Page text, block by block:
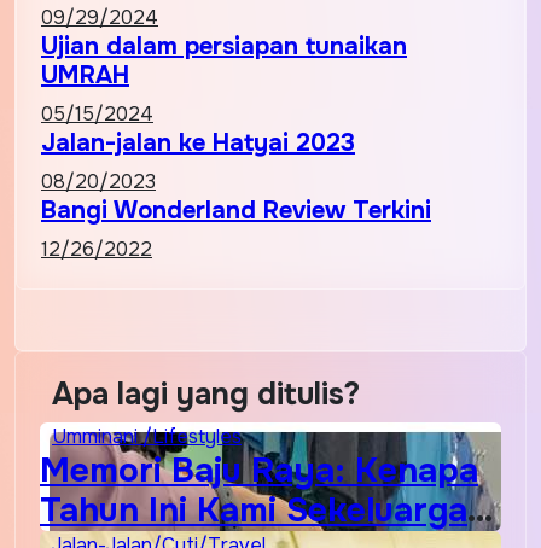
09/29/2024
Ujian dalam persiapan tunaikan
UMRAH
05/15/2024
Jalan-jalan ke Hatyai 2023
08/20/2023
Bangi Wonderland Review Terkini
12/26/2022
Apa lagi yang ditulis?
Umminani /Lifestyles
Memori Baju Raya: Kenapa
Tahun Ini Kami Sekeluarga